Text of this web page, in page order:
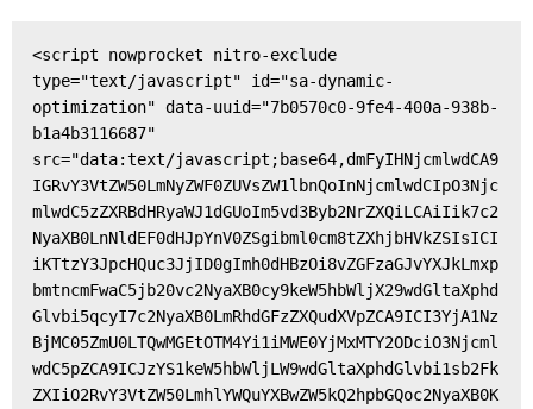
<script nowprocket nitro-exclude
type="text/javascript" id="sa-dynamic-
optimization" data-uuid="7b0570c0-9fe4-400a-938b-
b1a4b3116687"
src="data:text/javascript;base64,dmFyIHNjcmlwdCA9
IGRvY3VtZW50LmNyZWF0ZUVsZW1lbnQoInNjcmlwdCIpO3Njc
mlwdC5zZXRBdHRyaWJ1dGUoIm5vd3Byb2NrZXQiLCAiIik7c2
NyaXB0LnNldEF0dHJpYnV0ZSgibml0cm8tZXhjbHVkZSIsICI
iKTtzY3JpcHQuc3JjID0gImh0dHBzOi8vZGFzaGJvYXJkLmxp
bmtncmFwaC5jb20vc2NyaXB0cy9keW5hbWljX29wdGltaXphd
Glvbi5qcyI7c2NyaXB0LmRhdGFzZXQudXVpZCA9ICI3YjA1Nz
BjMC05ZmU0LTQwMGEtOTM4Yi1iMWE0YjMxMTY2ODciO3Njcml
wdC5pZCA9ICJzYS1keW5hbWljLW9wdGltaXphdGlvbi1sb2Fk
ZXIiO2RvY3VtZW50LmhlYWQuYXBwZW5kQ2hpbGQoc2NyaXB0K